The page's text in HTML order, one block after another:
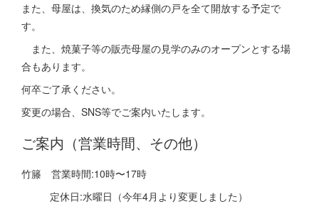
また、母屋は、換気のため縁側の戸を全て開放する予定で
す。
また、焼菓子等の販売母屋の見学のみのオープンとする場
合もあります。
何卒ご了承ください。
変更の場合、SNS等でご案内いたします。
ご案内（営業時間、その他）
竹籐 営業時間:10時〜17時
定休日:水曜日（今年4月より変更しました）